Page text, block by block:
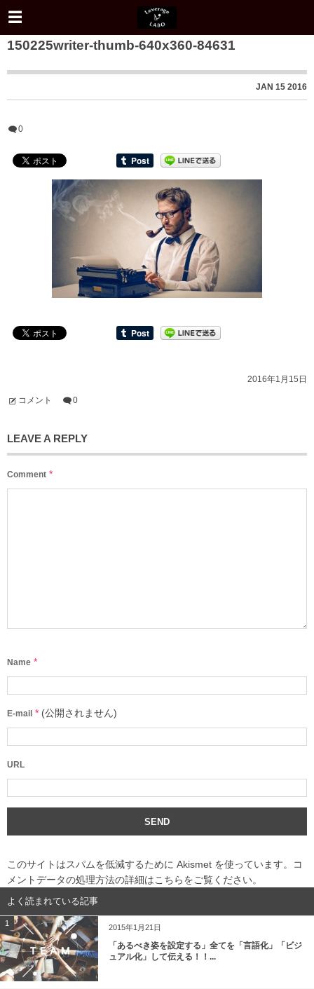
150225writer-thumb-640x360-84631
JAN 15 2016
0
2016年1月15日
コメント 0
LEAVE A REPLY
Comment *
Name *
E-mail * (公開されません)
URL
このサイトはスパムを低減するために Akismet を使っています。
コ
メントデータの処理方法の詳細はこちらをご覧ください。
よく読まれている記事
1 2015年1月21日
「あるべき姿を設定する」全てを「言語化」「ビジ
ュアル化」して伝える！！...